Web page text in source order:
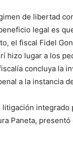
de libertad
legal es
el fiscal Fidel
hizo lugar a los
concluya la
a la instancia
integrado
Paneta,